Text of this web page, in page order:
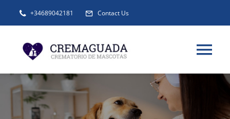
+34689042181 Contact Us
INFORMACIÓN